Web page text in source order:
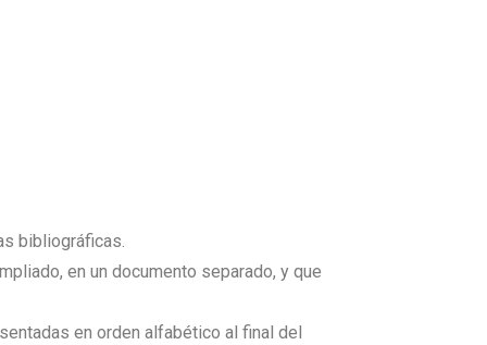
bibliográficas.
en un documento separado, y que
en orden alfabético al final del